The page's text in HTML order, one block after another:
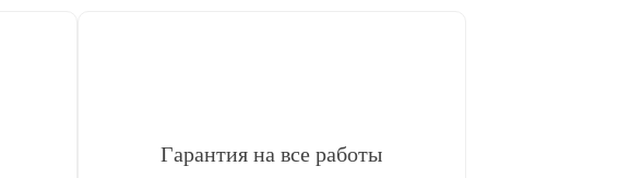
Гарантия на все работы